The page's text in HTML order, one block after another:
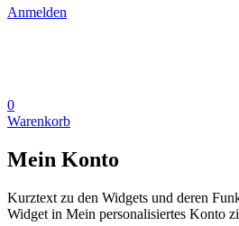
Anmelden
0
Warenkorb
Mein Konto
Kurztext zu den Widgets und deren
Widget in Mein personalisiertes Konto